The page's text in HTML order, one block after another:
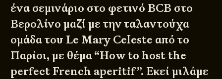
ένα σεμινάριο στο φετινό BCB στο
Βερολίνο μαζί με την ταλαντούχα
ομάδα του Le Mary Celeste από το
Παρίσι, με θέμα “How to host the
perfect French aperitif”. Εκεί μιλάμε